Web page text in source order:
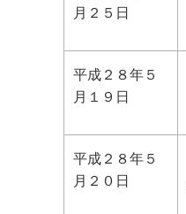
月２５日
平成２８年５
月１９日
平成２８年５
月２０日